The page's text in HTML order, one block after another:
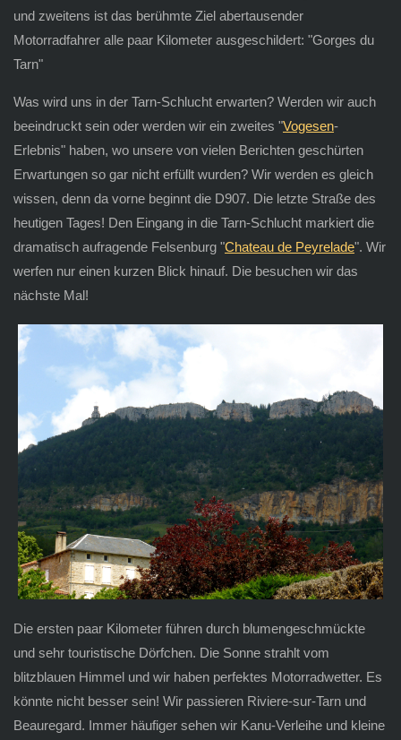
und zweitens ist das berühmte Ziel abertausender
Motorradfahrer alle paar Kilometer ausgeschildert: "Gorges du
Tarn"
Was wird uns in der Tarn-Schlucht erwarten? Werden wir auch
beeindruckt sein oder werden wir ein zweites "Vogesen-
Erlebnis" haben, wo unsere von vielen Berichten geschürten
Erwartungen so gar nicht erfüllt wurden? Wir werden es gleich
wissen, denn da vorne beginnt die D907. Die letzte Straße des
heutigen Tages! Den Eingang in die Tarn-Schlucht markiert die
dramatisch aufragende Felsenburg "Chateau de Peyrelade". Wir
werfen nur einen kurzen Blick hinauf. Die besuchen wir das
nächste Mal!
Die ersten paar Kilometer führen durch blumengeschmückte
und sehr touristische Dörfchen. Die Sonne strahlt vom
blitzblauen Himmel und wir haben perfektes Motorradwetter. Es
könnte nicht besser sein! Wir passieren Riviere-sur-Tarn und
Beauregard. Immer häufiger sehen wir Kanu-Verleihe und kleine